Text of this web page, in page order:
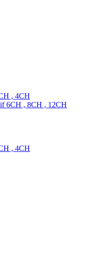
, 4CH
6CH , 8CH , 12CH
, 4CH